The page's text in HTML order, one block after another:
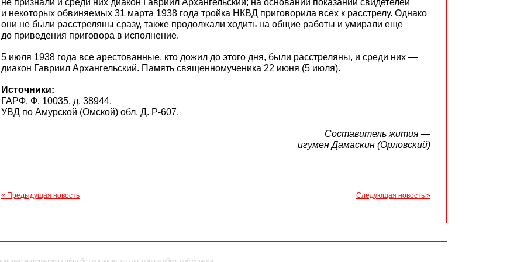
не признали и среди них диакон Гавриил Архангельский; на основании показаний свидетелей
и некоторых обвиняемых 31 марта 1938 года тройка НКВД приговорила всех к расстрелу. Однако
они не были расстреляны сразу, также продолжали ходить на общие работы и умирали еще
до приведения приговора в исполнение.
5 июля 1938 года все арестованные, кто дожил до этого дня, были расстреляны, и среди них —
диакон Гавриил Архангельский. Память священномученика 22 июня (5 июля).
Источники:
ГАРФ. Ф. 10035, д. 38944.
УВД по Амурской (Омской) обл. Д. Р-607.
Составитель жития —
игумен Дамаскин (Орловский)
« Предыдущая новость Следующая новость »